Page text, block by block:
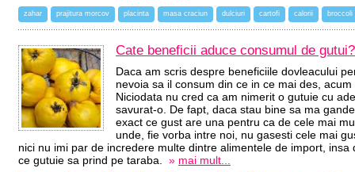
zahar prajitura morcov placinta masa craciun dulciuri cartofi calorii broccoli
Cate beneficii aduce consumul de gutui?
Daca am scris despre beneficiile dovleacului
nevoia sa il consum din ce in ce mai des,
Niciodata nu cred ca am nimerit o gutuie cu
savurat-o. De fapt, daca stau bine sa ma
exact ce gust are una pentru ca de cele mai
unde, fie vorba intre noi, nu gasesti cele mai
nici nu imi par de incredere multe dintre alimentele de import,
ce gutuie sa prind pe taraba. » mai mult...